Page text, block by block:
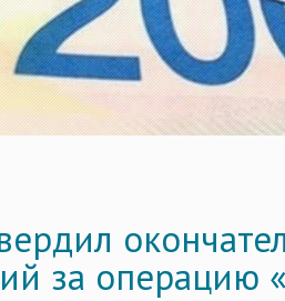
за операцию